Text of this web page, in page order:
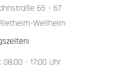
65 - 67
Weilheim
08:00 - 17:00 Uhr